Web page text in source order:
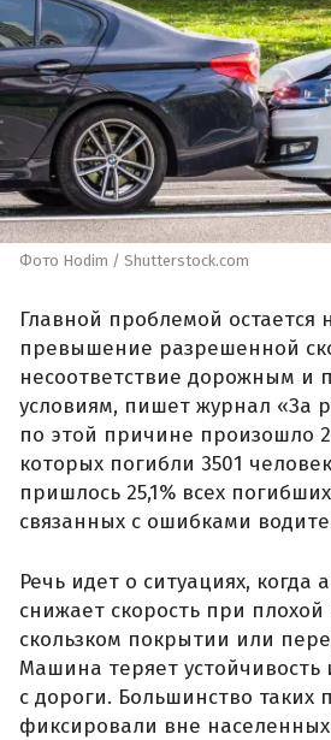
Фото Hodim / Shutterstock.com
Главной проблемой
превышение разрешенной
несоответствие дорожным и
условиям, пишет журнал «За
по этой причине произошло
которых погибли 3501
пришлось 25,1% всех
связанных с ошибками
Речь идет о ситуациях, когда
снижает скорость при
скользком покрытии или
Машина теряет
с дороги. Большинство таких
фиксировали вне населенных